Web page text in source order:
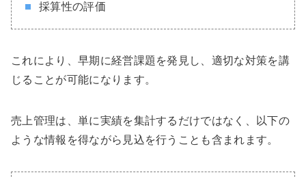
採算性の評価
これにより、早期に経営課題を発見し、適切な対策を講
じることが可能になります。
売上管理は、単に実績を集計するだけではなく、以下の
ような情報を得ながら見込を行うことも含まれます。